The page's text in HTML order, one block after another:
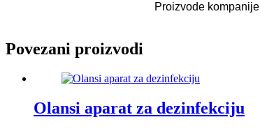
Proizvode kompanije
Povezani proizvodi
Olansi aparat za dezinfekciju